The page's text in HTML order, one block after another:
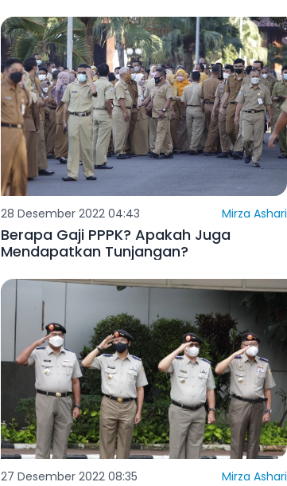
28 Desember 2022 04:43 Mirza Ashari
Berapa Gaji PPPK? Apakah Juga
Mendapatkan Tunjangan?
27 Desember 2022 08:35 Mirza Ashari